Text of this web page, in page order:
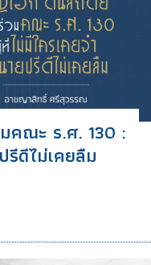
คณะ ร.ศ. 130 :
รีดีไม่เคยลืม